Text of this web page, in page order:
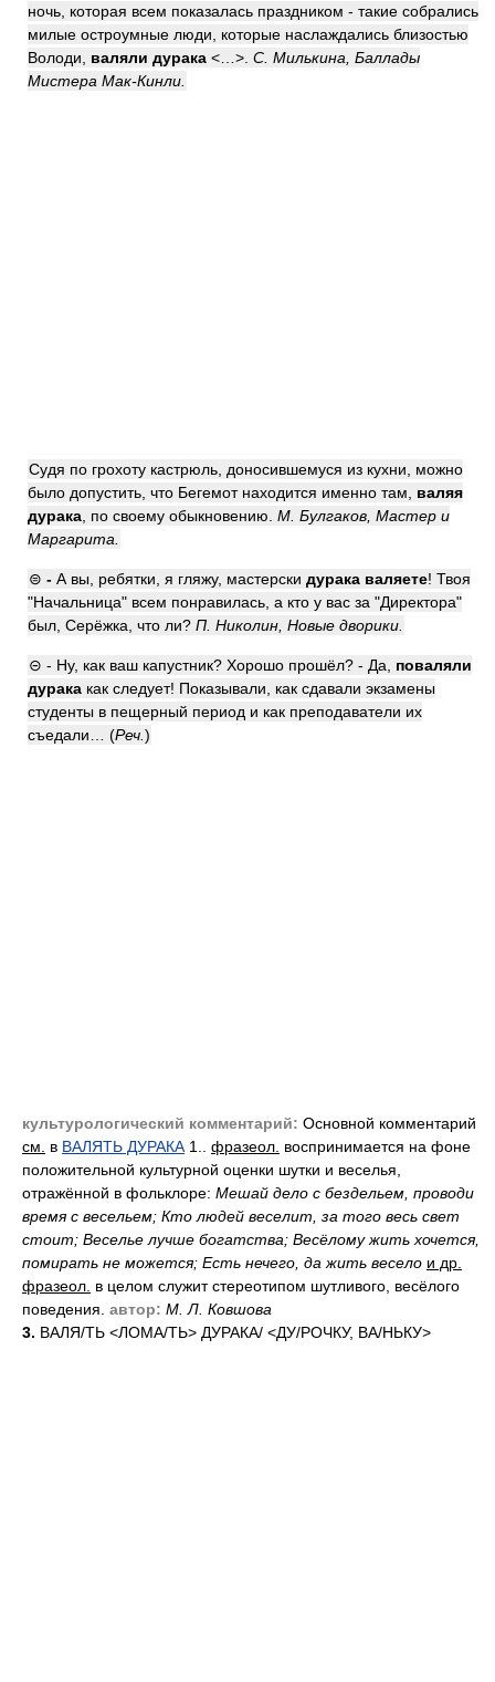
ночь, которая всем показалась праздником - такие собрались
милые остроумные люди, которые наслаждались близостью
Володи, валяли дурака <…>. С. Милькина, Баллады
Мистера Мак-Кинли.
Судя по грохоту кастрюль, доносившемуся из кухни, можно
было допустить, что Бегемот находится именно там, валяя
дурака , по своему обыкновению. М. Булгаков, Мастер и
Маргарита.
⊜ - А вы, ребятки, я гляжу, мастерски дурака валяете! Твоя
"Начальница" всем понравилась, а кто у вас за "Директора"
был, Серёжка, что ли? П. Николин, Новые дворики.
⊝ - Ну, как ваш капустник? Хорошо прошёл? - Да, поваляли
дурака как следует! Показывали, как сдавали экзамены
студенты в пещерный период и как преподаватели их
съедали… (Реч. )
культурологический комментарий: Основной комментарий
см.
в ВАЛЯТЬ ДУРАКА 1.. фразеол. воспринимается на фоне
положительной культурной оценки шутки и веселья,
отражённой в фольклоре: Мешай дело с бездельем, проводи
время с весельем; Кто людей веселит, за того весь свет
стоит; Веселье лучше богатства; Весёлому жить хочется,
помирать не можется; Есть нечего, да жить весело и др.
фразеол. в целом служит стереотипом шутливого, весёлого
поведения. автор: М. Л. Ковшова
3. ВАЛЯ/ТЬ <ЛОМА/ТЬ> ДУРАКА/ <ДУ/РОЧКУ, ВА/НЬКУ>